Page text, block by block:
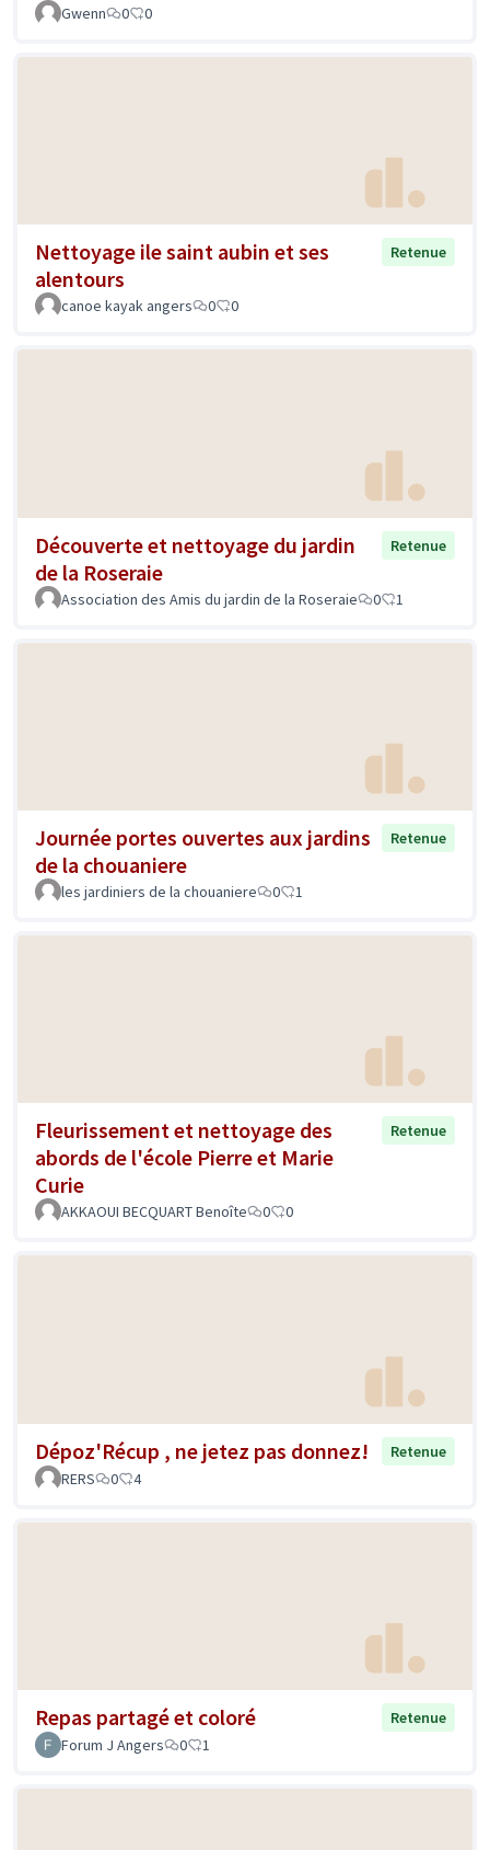
Gwenn 0 0
Nettoyage ile saint aubin et ses
alentours
Retenue
canoe kayak angers 0 0
Découverte et nettoyage du jardin
de la Roseraie
Retenue
Association des Amis du jardin de la Roseraie 0 1
Journée portes ouvertes aux jardins
de la chouaniere
Retenue
les jardiniers de la chouaniere 0 1
Fleurissement et nettoyage des
abords de l'école Pierre et Marie
Curie
Retenue
AKKAOUI BECQUART Benoîte 0 0
Dépoz'Récup , ne jetez pas donnez!
Retenue
RERS
0 4
Repas partagé et coloré
Retenue
Forum J Angers
0 1